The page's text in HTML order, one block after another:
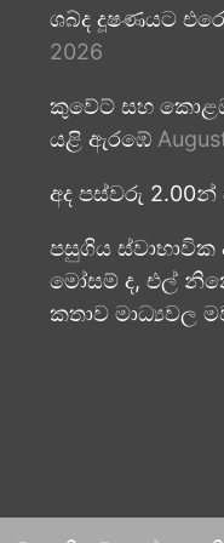
ශබ්ද දූෂණයට
2026
කුවේට් සහ කොළඹ
යළි ඇරඹේ
අද පස්වරු 2.00න්
පසුගිය
මෝසම් ද, එල්
කතාව මාධ්‍යවල